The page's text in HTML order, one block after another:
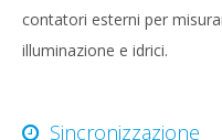
contatori esterni per
illuminazione e idrici.
Sincronizzazione